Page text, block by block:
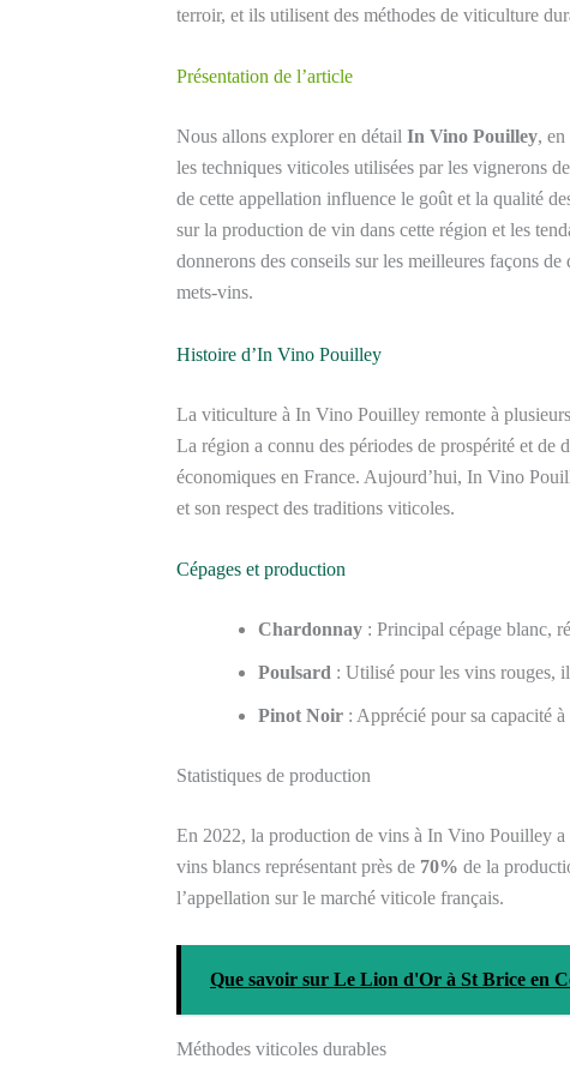
terroir, et ils utilisent des méthodes de viticulture
Présentation de l’article
Nous allons explorer en détail In Vino Pouilley, en
les techniques viticoles utilisées par les vignerons
de cette appellation influence le goût et la qualité
sur la production de vin dans cette région et les
donnerons des conseils sur les meilleures façons
mets-vins.
Histoire d’In Vino Pouilley
La viticulture à In Vino Pouilley remonte à
La région a connu des périodes de prospérité et de
économiques en France. Aujourd’hui, In Vino
et son respect des traditions viticoles.
Cépages et production
Chardonnay : Principal cépage blanc,
Poulsard : Utilisé pour les vins rouges,
Pinot Noir : Apprécié pour sa capacité
Statistiques de production
En 2022, la production de vins à In Vino Pouilley a
vins blancs représentant près de 70% de la
l’appellation sur le marché viticole français.
Que savoir sur Le Lion d'Or à St Brice en
Méthodes viticoles durables